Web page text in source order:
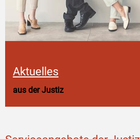
Aktuelles
aus der Justiz